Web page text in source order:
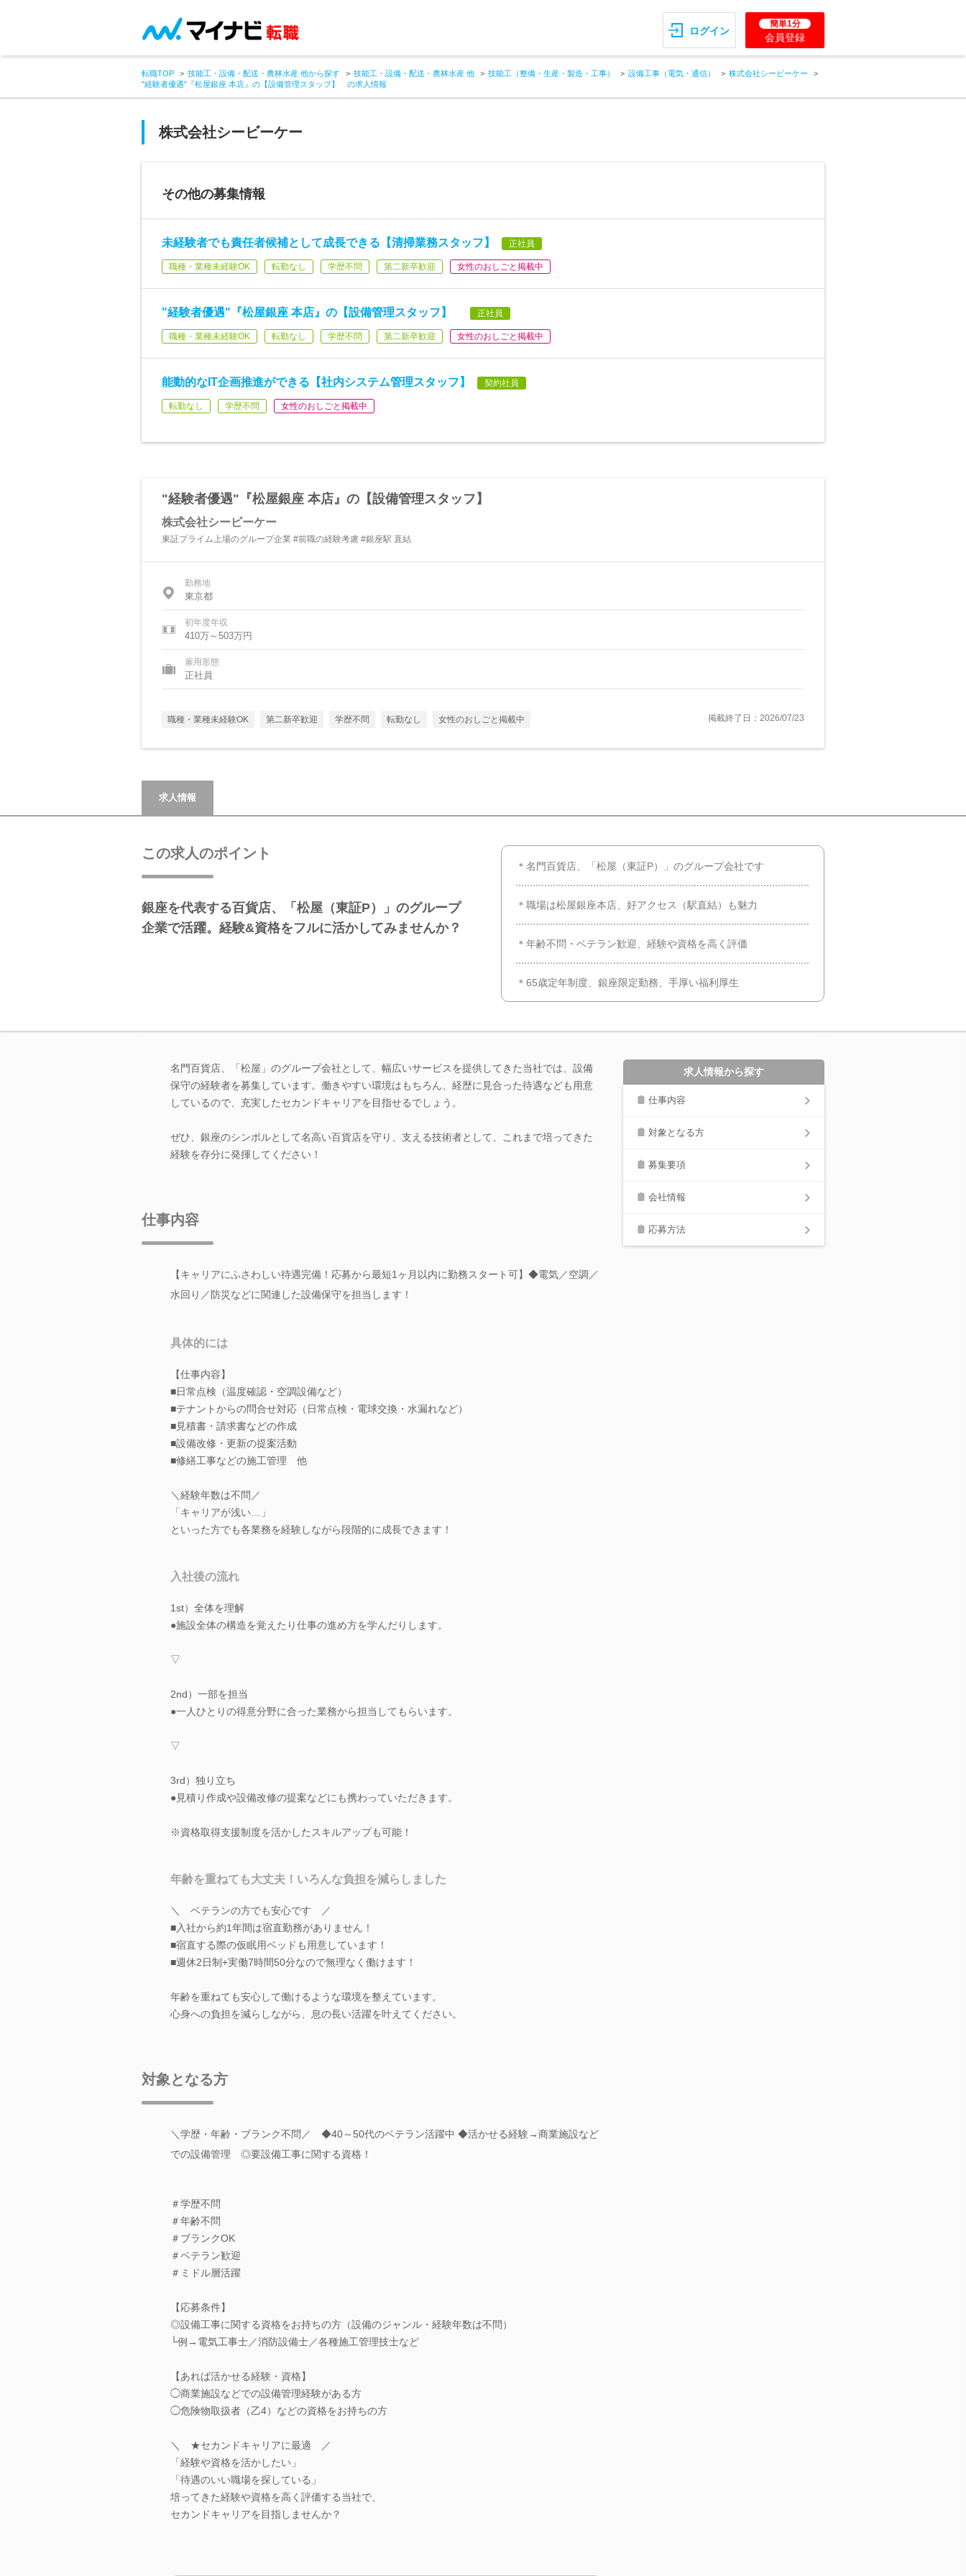
ログイン
簡単1分
会員登録
転職TOP 技能工・設備・配送・農林水産 他から探す 技能工・設備・配送・農林水産 他 技能工（整備・生産・製造・工事） 設備工事（電気・通信）
株式会社シービーケー
"経験者優遇"『松屋銀座 本店』の【設備管理スタッフ】 の求人情報
株式会社シービーケー
その他の募集情報
未経験者でも責任者候補として成長できる【清掃業務スタッフ】 正社員
職種・業種未経験OK 転勤なし 学歴不問 第二新卒歓迎 女性のおしごと掲載中
"経験者優遇"『松屋銀座 本店』の【設備管理スタッフ】 正社員
職種・業種未経験OK 転勤なし 学歴不問 第二新卒歓迎 女性のおしごと掲載中
能動的なIT企画推進ができる【社内システム管理スタッフ】 契約社員
転勤なし 学歴不問 女性のおしごと掲載中
"経験者優遇"『松屋銀座 本店』の【設備管理スタッフ】
株式会社シービーケー
東証プライム上場のグループ企業 #前職の経験考慮 #銀座駅 直結
勤務地
東京都
初年度年収
410万～503万円
雇用形態
正社員
職種・業種未経験OK 第二新卒歓迎 学歴不問 転勤なし 女性のおしごと掲載中 掲載終了日：2026/07/23
求人情報
この求人のポイント
銀座を代表する百貨店、「松屋（東証P）」のグループ
企業で活躍。経験&資格をフルに活かしてみませんか？
＊名門百貨店、「松屋（東証P）」のグループ会社です
＊職場は松屋銀座本店、好アクセス（駅直結）も魅力
＊年齢不問・ベテラン歓迎、経験や資格を高く評価
＊65歳定年制度、銀座限定勤務、手厚い福利厚生
名門百貨店、「松屋」のグループ会社として、幅広いサービスを提供してきた当社では、設備
保守の経験者を募集しています。働きやすい環境はもちろん、経歴に見合った待遇なども用意
しているので、充実したセカンドキャリアを目指せるでしょう。
ぜひ、銀座のシンボルとして名高い百貨店を守り、支える技術者として、これまで培ってきた
経験を存分に発揮してください！
仕事内容
【キャリアにふさわしい待遇完備！応募から最短1ヶ月以内に勤務スタート可】◆電気／空調／
水回り／防災などに関連した設備保守を担当します！
具体的には
【仕事内容】
■日常点検（温度確認・空調設備など）
■テナントからの問合せ対応（日常点検・電球交換・水漏れなど）
■見積書・請求書などの作成
■設備改修・更新の提案活動
■修繕工事などの施工管理 他
＼経験年数は不問／
「キャリアが浅い…」
といった方でも各業務を経験しながら段階的に成長できます！
入社後の流れ
1st）全体を理解
●施設全体の構造を覚えたり仕事の進め方を学んだりします。
▽
2nd）一部を担当
●一人ひとりの得意分野に合った業務から担当してもらいます。
▽
3rd）独り立ち
●見積り作成や設備改修の提案などにも携わっていただきます。
※資格取得支援制度を活かしたスキルアップも可能！
年齢を重ねても大丈夫！いろんな負担を減らしました
＼ ベテランの方でも安心です ／
■入社から約1年間は宿直勤務がありません！
■宿直する際の仮眠用ベッドも用意しています！
■週休2日制+実働7時間50分なので無理なく働けます！
年齢を重ねても安心して働けるような環境を整えています。
心身への負担を減らしながら、息の長い活躍を叶えてください。
対象となる方
＼学歴・年齢・ブランク不問／ ◆40～50代のベテラン活躍中 ◆活かせる経験→商業施設など
での設備管理 ◎要設備工事に関する資格！
＃学歴不問
＃年齢不問
＃ブランクOK
＃ベテラン歓迎
＃ミドル層活躍
【応募条件】
◎設備工事に関する資格をお持ちの方（設備のジャンル・経験年数は不問）
└例→電気工事士／消防設備士／各種施工管理技士など
【あれば活かせる経験・資格】
◯商業施設などでの設備管理経験がある方
◯危険物取扱者（乙4）などの資格をお持ちの方
＼ ★セカンドキャリアに最適 ／
「経験や資格を活かしたい」
「待遇のいい職場を探している」
培ってきた経験や資格を高く評価する当社で、
セカンドキャリアを目指しませんか？
求人情報から探す
仕事内容
対象となる方
募集要項
会社情報
応募方法